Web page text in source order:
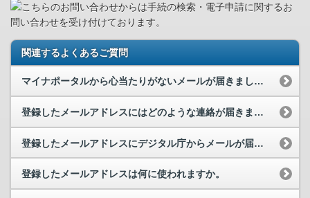
こちらのお問い合わせからは手続の検索・電子申請に関するお
問い合わせを受け付けております。
関連するよくあるご質問
マイナポータルから心当たりがないメールが届きました。
登録したメールアドレスにはどのような連絡が届きますか。
登録したメールアドレスにデジタル庁からメールが届きました。メールには、口座番号や暗証番号などの...
登録したメールアドレスは何に使われますか。